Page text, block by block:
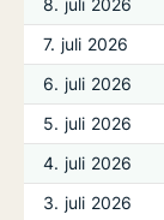
8. juli 2026
7. juli 2026
6. juli 2026
5. juli 2026
4. juli 2026
3. juli 2026